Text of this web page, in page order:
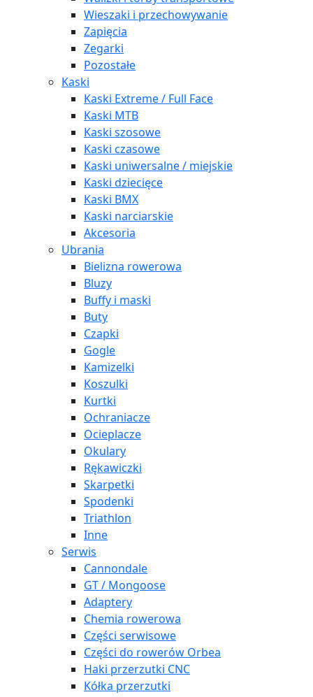
Wieszaki i przechowywanie
Zapięcia
Zegarki
Pozostałe
Kaski
Kaski Extreme / Full Face
Kaski MTB
Kaski szosowe
Kaski czasowe
Kaski uniwersalne / miejskie
Kaski dziecięce
Kaski BMX
Kaski narciarskie
Akcesoria
Ubrania
Bielizna rowerowa
Bluzy
Buffy i maski
Buty
Czapki
Gogle
Kamizelki
Koszulki
Kurtki
Ochraniacze
Ocieplacze
Okulary
Rękawiczki
Skarpetki
Spodenki
Triathlon
Inne
Serwis
Cannondale
GT / Mongoose
Adaptery
Chemia rowerowa
Części serwisowe
Części do rowerów Orbea
Haki przerzutki CNC
Kółka przerzutki